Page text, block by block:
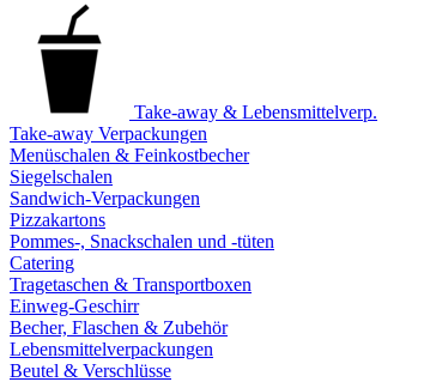
Take-away & Lebensmittelverp.
Take-away Verpackungen
Menüschalen & Feinkostbecher
Siegelschalen
Sandwich-Verpackungen
Pizzakartons
Pommes-, Snackschalen und -tüten
Catering
Tragetaschen & Transportboxen
Einweg-Geschirr
Becher, Flaschen & Zubehör
Lebensmittelverpackungen
Beutel & Verschlüsse